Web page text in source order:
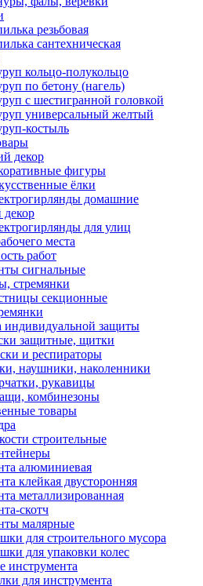
резьбовая
сантехническая
кольцо-полукольцо
по бетону (нагель)
с шестигранной головкой
универсальный желтый
костыль
декор
фигуры
ёлки
домашние
для улиц
места
работ
сигнальные
стремянки
секционные
индивидуальной защиты
защитные, щитки
и респираторы
наушники, наколенники
рукавицы
комбинезоны
товары
строительные
алюминиевая
клейкая двусторонняя
металлизированная
скотч
малярные
для строительного мусора
для упаковки колес
инструмента
для инструмента